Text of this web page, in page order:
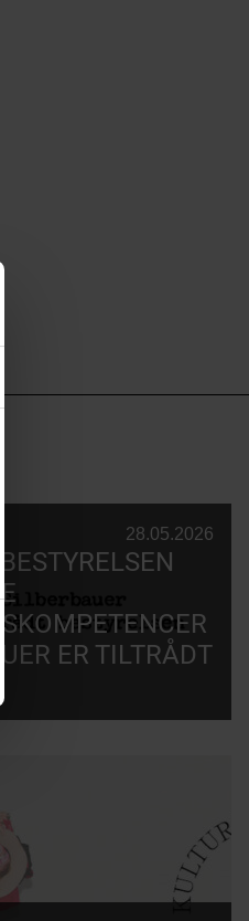
28.05.2026
ER TILTRÅDT